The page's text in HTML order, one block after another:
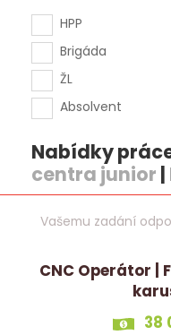
HPP
Brigáda
ŽL
Absolvent
Nabídky
centra junior |
Vašemu zadání
CNC Operátor |
38